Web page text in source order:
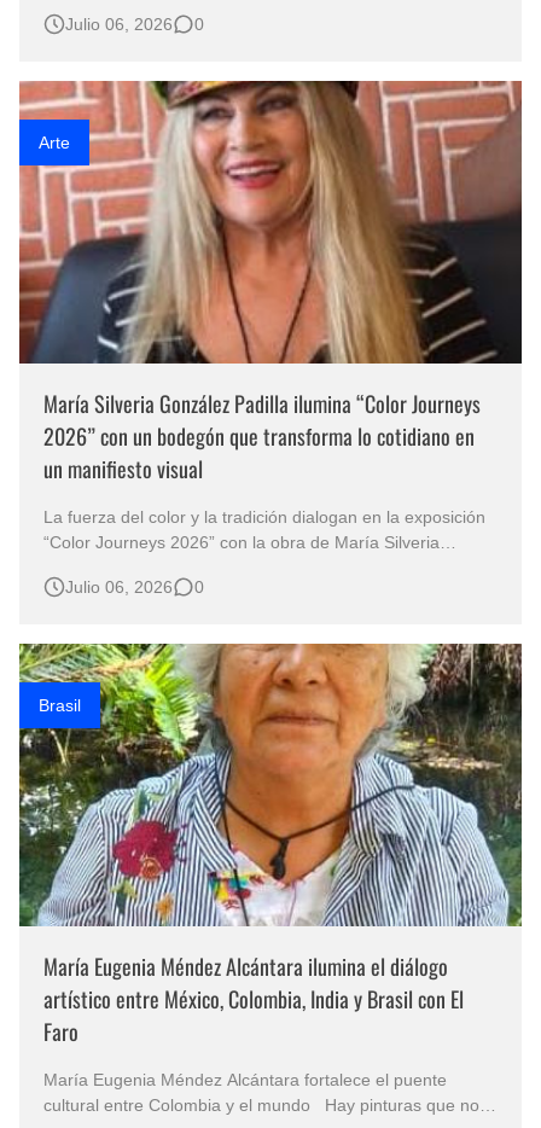
ambiental. La exposición “Color Journeys 2026” encuentra
pictórica que une el realismo, la …
Julio 06, 2026 0
Arte
María Silveria González Padilla ilumina “Color Journeys
2026” con un bodegón que transforma lo cotidiano en
un manifiesto visual
La fuerza del color y la tradición dialogan en la exposición
“Color Journeys 2026” con la obra de María Silveria
reúne el talento internacional y destaca la propuesta
referente de identidad, …
Julio 06, 2026 0
Brasil
María Eugenia Méndez Alcántara ilumina el diálogo
artístico entre México, Colombia, India y Brasil con El
Faro
María Eugenia Méndez Alcántara fortalece el puente
cultural entre Colombia y el mundo Hay pinturas que no